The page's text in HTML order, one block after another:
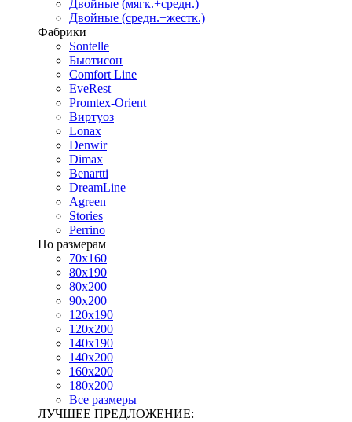
Двойные (мягк.+средн.)
Двойные (средн.+жестк.)
Фабрики
Sontelle
Бьютисон
Comfort Line
EveRest
Promtex-Orient
Виртуоз
Lonax
Denwir
Dimax
Benartti
DreamLine
Agreen
Stories
Perrino
По размерам
70х160
80х190
80х200
90х200
120х190
120х200
140х190
140х200
160х200
180х200
Все размеры
ЛУЧШЕЕ ПРЕДЛОЖЕНИЕ: